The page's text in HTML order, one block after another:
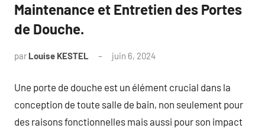
Maintenance et Entretien des Portes
de Douche.
par Louise KESTEL juin 6, 2024
Une porte de douche est un élément crucial dans la
conception de toute salle de bain, non seulement pour
des raisons fonctionnelles mais aussi pour son impact